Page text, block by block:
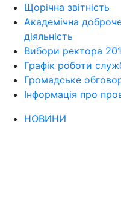
Щорічна звітність
Академічна
діяльність
Вибори ректора
Графік роботи
Громадське
Інформація про
НОВИНИ